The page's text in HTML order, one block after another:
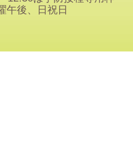
午後、日祝日